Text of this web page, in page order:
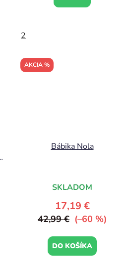
2
AKCIA %
Bábika Nola
SKLADOM
17,19 €
42,99 € (–60 %)
DO KOŠÍKA